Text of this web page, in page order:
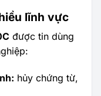
lĩnh vực
được tin dùng
hủy chứng từ,